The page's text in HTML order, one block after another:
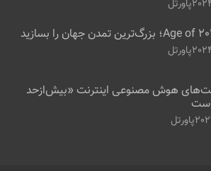
پاورتل
پاورتل
هوش مصنوعی اینترنت «بیش‌از‌حد
پاورتل